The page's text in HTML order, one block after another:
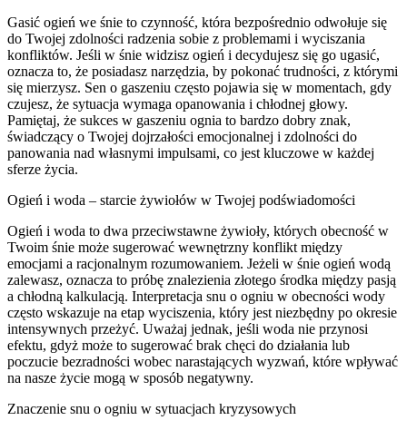
Gasić ogień we śnie to czynność, która bezpośrednio odwołuje się
do Twojej zdolności radzenia sobie z problemami i wyciszania
konfliktów. Jeśli w śnie widzisz ogień i decydujesz się go ugasić,
oznacza to, że posiadasz narzędzia, by pokonać trudności, z którymi
się mierzysz. Sen o gaszeniu często pojawia się w momentach, gdy
czujesz, że sytuacja wymaga opanowania i chłodnej głowy.
Pamiętaj, że sukces w gaszeniu ognia to bardzo dobry znak,
świadczący o Twojej dojrzałości emocjonalnej i zdolności do
panowania nad własnymi impulsami, co jest kluczowe w każdej
sferze życia.
Ogień i woda – starcie żywiołów w Twojej podświadomości
Ogień i woda to dwa przeciwstawne żywioły, których obecność w
Twoim śnie może sugerować wewnętrzny konflikt między
emocjami a racjonalnym rozumowaniem. Jeżeli w śnie ogień wodą
zalewasz, oznacza to próbę znalezienia złotego środka między pasją
a chłodną kalkulacją. Interpretacja snu o ogniu w obecności wody
często wskazuje na etap wyciszenia, który jest niezbędny po okresie
intensywnych przeżyć. Uważaj jednak, jeśli woda nie przynosi
efektu, gdyż może to sugerować brak chęci do działania lub
poczucie bezradności wobec narastających wyzwań, które wpływać
na nasze życie mogą w sposób negatywny.
Znaczenie snu o ogniu w sytuacjach kryzysowych